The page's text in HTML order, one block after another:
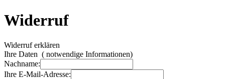
Widerruf
Widerruf erklären
Ihre Daten ( notwendige Informationen)
Nachname:
Ihre E-Mail-Adresse: